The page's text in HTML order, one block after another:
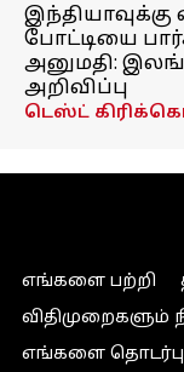
போட்டியை
அனுமதி:
அறிவிப்பு
டெஸ்ட்
எங்களை பற்றி
விதிமுறைகளும்
எங்களை